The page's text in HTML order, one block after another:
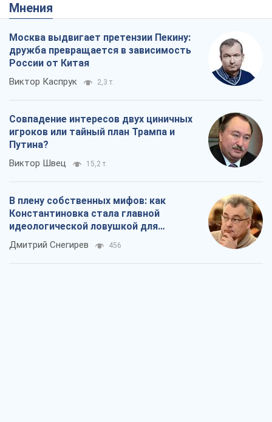
Мнения
Москва выдвигает претензии Пекину:
дружба превращается в зависимость
России от Китая
Виктор Каспрук 2,3 т.
Совпадение интересов двух циничных
игроков или тайный план Трампа и
Путина?
Виктор Швец 15,2 т.
В плену собственных мифов: как
Константиновка стала главной
идеологической ловушкой для
российских оккупантов
Дмитрий Снегирев 456